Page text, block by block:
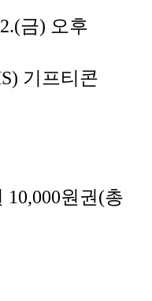
금) 오후
기프티콘
원권(총